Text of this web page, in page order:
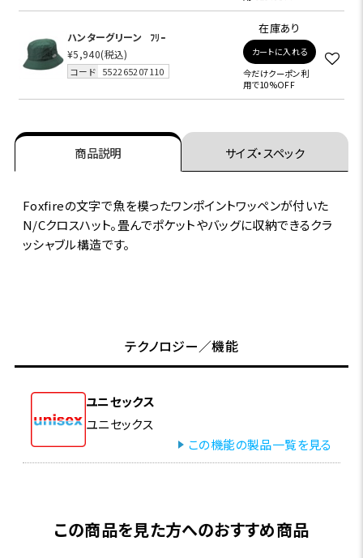
ハンターグリーン
ﾌﾘｰ
¥5,940(税込)
コード 552265207110
在庫あり
カートに入れる
今だけクーポン利
用で10%OFF
商品説明 サイズ・スペック
Foxfireの文字で魚を模ったワンポイントワッペンが付いた
N/Cクロスハット。畳んでポケットやバッグに収納できるクラ
ッシャブル構造です。
テクノロジー／機能
ユニセックス
ユニセックス
この機能の製品一覧を見る
この商品を見た方へのおすすめ商品